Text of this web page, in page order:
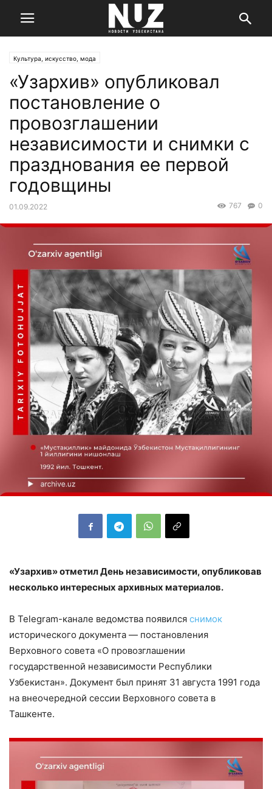
Культура, искусство, мода
«Узархив» опубликовал
постановление о
провозглашении
независимости и снимки с
празднования ее первой
годовщины
01.09.2022 0
767
«Узархив» отметил День независимости, опубликовав
несколько интересных архивных материалов.
В Telegram-канале ведомства появился снимок
исторического документа — постановления
Верховного совета «О провозглашении
государственной независимости Республики
Узбекистан». Документ был принят 31 августа 1991 года
на внеочередной сессии Верховного совета в
Ташкенте.